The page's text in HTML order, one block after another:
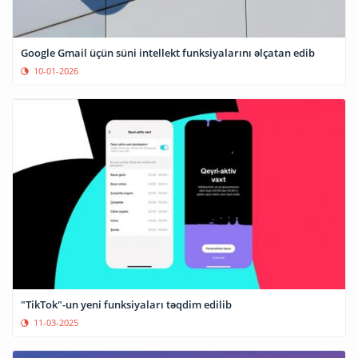
Google Gmail üçün süni intellekt funksiyalarını əlçatan edib
10-01-2026
"TikTok"-un yeni funksiyaları təqdim edilib
11-03-2025